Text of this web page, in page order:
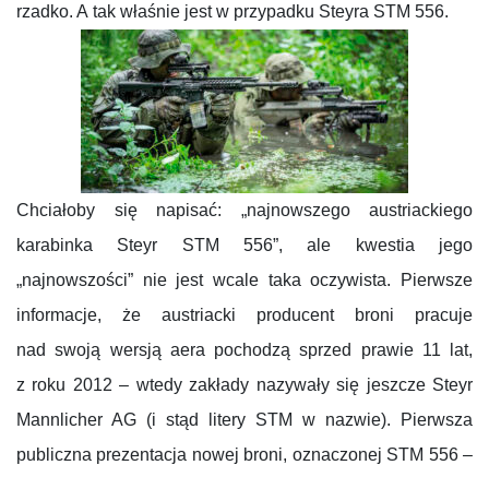
rzadko. A tak właśnie jest w przypadku Steyra STM 556.
Chciałoby się napisać: „najnowszego austriackiego
karabinka Steyr STM 556”, ale kwestia jego
„najnowszości” nie jest wcale taka oczywista. Pierwsze
informacje, że austriacki producent broni pracuje
nad swoją wersją aera pochodzą sprzed prawie 11 lat,
z roku 2012 – wtedy zakłady nazywały się jeszcze Steyr
Mannlicher AG (i stąd litery STM w nazwie). Pierwsza
publiczna prezentacja nowej broni, oznaczonej STM 556 –